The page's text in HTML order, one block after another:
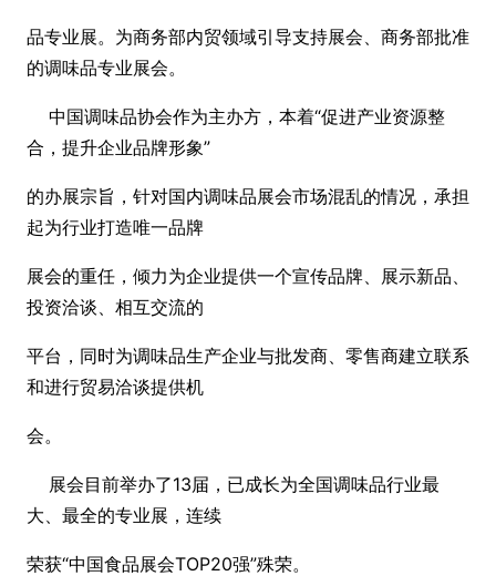
品专业展。为商务部内贸领域引导支持展会、商务部批准
的调味品专业展会。
中国调味品协会作为主办方，本着“促进产业资源整
合，提升企业品牌形象”
的办展宗旨，针对国内调味品展会市场混乱的情况，承担
起为行业打造唯一品牌
展会的重任，倾力为企业提供一个宣传品牌、展示新品、
投资洽谈、相互交流的
平台，同时为调味品生产企业与批发商、零售商建立联系
和进行贸易洽谈提供机
会。
展会目前举办了13届，已成长为全国调味品行业最
大、最全的专业展，连续
荣获“中国食品展会TOP20强”殊荣。